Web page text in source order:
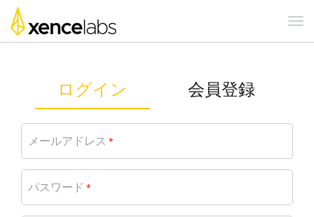
ログイン 会員登録
メールアドレス *
パスワード *